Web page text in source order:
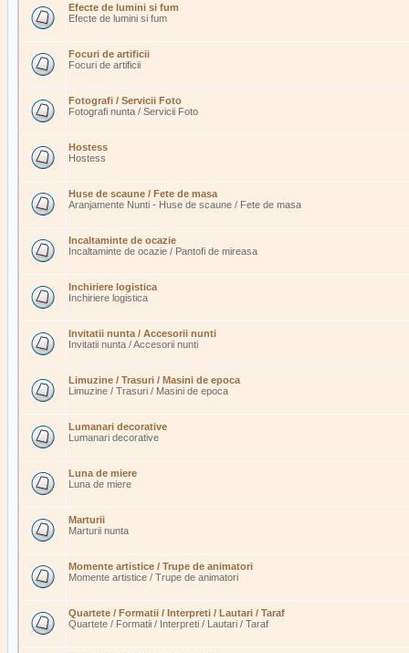
Efecte de lumini si fum
Efecte de lumini si fum
Focuri de artificii
Focuri de artificii
Fotografi / Servicii Foto
Fotografi nunta / Servicii Foto
Hostess
Hostess
Huse de scaune / Fete de masa
Aranjamente Nunti - Huse de scaune / Fete de masa
Incaltaminte de ocazie
Incaltaminte de ocazie / Pantofi de mireasa
Inchiriere logistica
Inchiriere logistica
Invitatii nunta / Accesorii nunti
Invitatii nunta / Accesorii nunti
Limuzine / Trasuri / Masini de epoca
Limuzine / Trasuri / Masini de epoca
Lumanari decorative
Lumanari decorative
Luna de miere
Luna de miere
Marturii
Marturii nunta
Momente artistice / Trupe de animatori
Momente artistice / Trupe de animatori
Quartete / Formatii / Interpreti / Lautari / Taraf
Quartete / Formatii / Interpreti / Lautari / Taraf